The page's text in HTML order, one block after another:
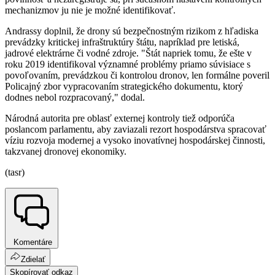
mechanizmov ju nie je možné identifikovať.
Andrassy doplnil, že drony sú bezpečnostným rizikom z hľadiska
prevádzky kritickej infraštruktúry štátu, napríklad pre letiská,
jadrové elektrárne či vodné zdroje. "Štát napriek tomu, že ešte v
roku 2019 identifikoval významné problémy priamo súvisiace s
povoľovaním, prevádzkou či kontrolou dronov, len formálne poveril
Policajný zbor vypracovaním strategického dokumentu, ktorý
dodnes nebol rozpracovaný," dodal.
Národná autorita pre oblasť externej kontroly tiež odporúča
poslancom parlamentu, aby zaviazali rezort hospodárstva spracovať
víziu rozvoja modernej a vysoko inovatívnej hospodárskej činnosti,
takzvanej dronovej ekonomiky.
(tasr)
Komentáre
Zdielať
Skopírovať odkaz